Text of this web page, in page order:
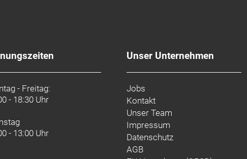
Di2, max. 34 Z. an größtem Ritzel
12fach // Shimano Ultegra R8170 Di2, 12fach
Lock Scheibenaufnahme, 160 mm
- Freitag:
- 18:30 Uhr
- 13:00 Uhr
Unser Unternehmen
Jobs
Kontakt
Unser Team
Impressum
Datenschutz
AGB